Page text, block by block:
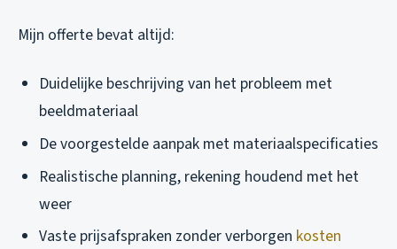
Mijn offerte bevat altijd:
Duidelijke beschrijving van het probleem met
beeldmateriaal
De voorgestelde aanpak met materiaalspecificaties
Realistische planning, rekening houdend met het
weer
Vaste prijsafspraken zonder verborgen kosten